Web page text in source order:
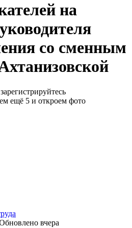
на
со сменным
ещё 5 и откроем фото
вчера